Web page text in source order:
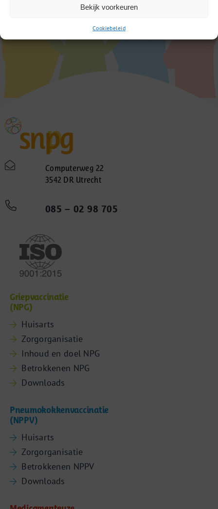
Bekijk voorkeuren
Cookiebeleid
Computerweg 22
3542 DR Utrecht
085 – 02 98 705
Griepvaccinatie
(NPG)
Huisarts
Zorgorganisatie
Inhoud en doel NPG
Betrokkenen NPG
Downloads
Pneumokokkenvaccinatie
(NPPV)
Huisarts
Zorgorganisatie
Betrokkenen NPPV
Downloads